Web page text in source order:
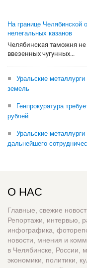
На границе Челябинской
нелегальных казанов
Челябинская таможня
ввезенных чугунных...
Уральские металлурги
земель
Генпрокуратура
рублей
Уральские
дальнейшего
О НАС
Главные, свежие
Репортажи, интервью,
инфографика,
новости, мнения и
в Челябинске, России,
экономики, политики,